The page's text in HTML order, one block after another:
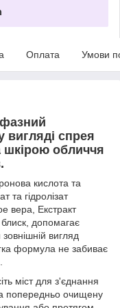
Оплата Умови
вигляді спрея
шкірою обличчя
кислота та
та гідролізат
вера, Екстракт
допомагає
вигляд
формула не забиває
міст для з'єднання
попередньо очищену